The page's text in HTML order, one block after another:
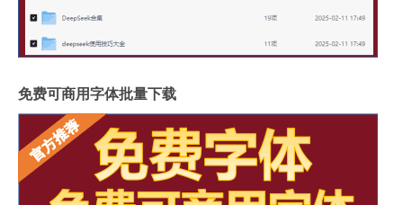
免费可商用字体批量下载